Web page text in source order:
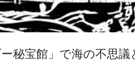
秘宝館」で海の不思議